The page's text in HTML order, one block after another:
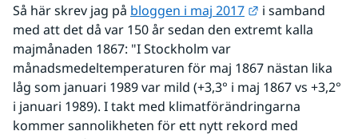
Så här skrev jag på bloggen i maj 2017 Länk till annan
i samband
med att det då var 150 år sedan den extremt kalla
majmånaden 1867: "I Stockholm var
månadsmedeltemperaturen för maj 1867 nästan lika
låg som januari 1989 var mild (+3,3° i maj 1867 vs +3,2°
i januari 1989). I takt med klimatförändringarna
kommer sannolikheten för ett nytt rekord med